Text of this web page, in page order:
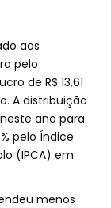
aos
pelo
de R$ 13,61
A distribuição
ano para
pelo Índice
(IPCA) em
menos